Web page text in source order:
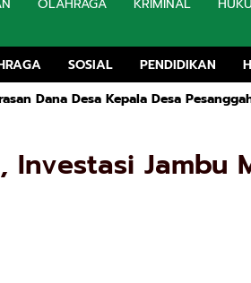
SOSIAL PENDIDIKAN
Kepala Desa Pesanggahan Tuding
Jambu